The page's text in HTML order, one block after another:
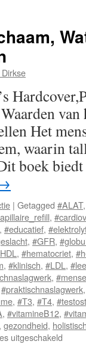
Het
waarin
boek biedt
| Getagged #ALAT
,
, #educatief,
, #GFR,
, #hematocriet,
, #klinisch, #LDL ,
,
#praktischnaslagwerk
, #T3, #T4,
, #vitamineB12,
, gezondheid,
uitgeschakeld